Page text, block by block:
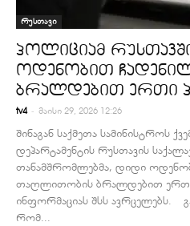
რუსთავი
პოლიციამ
ოდენობით
ბრალდებით ერთი
tv4 - მაისი 29, 2026 12:26
შინაგან საქმეთა სამინისტროს
დეპარტამენტის რუსთავის
თანამშრომლებმა, დიდი
თაღლითობის ბრალდებით ერთი
ინფორმაციას შსს ავრცელებს.
რომ...